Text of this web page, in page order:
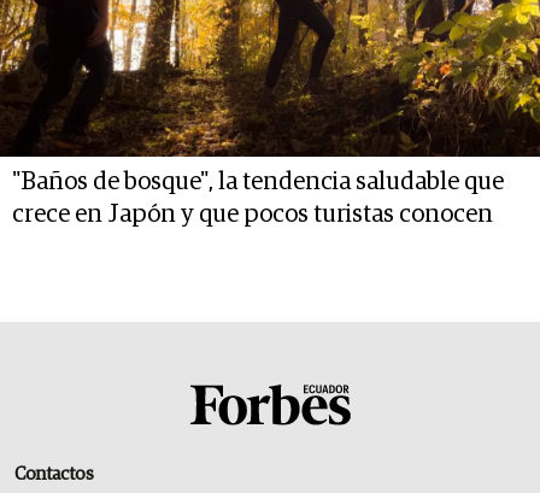
"Baños de bosque", la tendencia saludable que
crece en Japón y que pocos turistas conocen
Contactos